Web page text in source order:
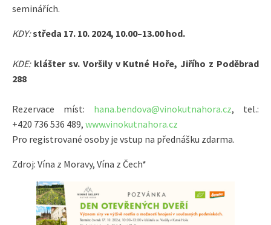
seminářích.
KDY:středa 17. 10. 2024, 10.00–13.00 hod.
KDE:klášter sv. Voršily v Kutné Hoře, Jiřího z Poděbrad
288
Rezervace míst: hana.bendova@vinokutnahora.cz, tel.:
+420 736 536 489, www.vinokutnahora.cz
Pro registrované osoby je vstup na přednášku zdarma.
Zdroj: Vína z Moravy, Vína z Čech*